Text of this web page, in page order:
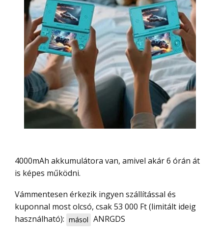
4000mAh akkumulátora van, amivel akár 6 órán át
is képes működni.
Vámmentesen érkezik ingyen szállítással és
kuponnal most olcsó, csak 53 000 Ft (limitált ideig
használható): másol ANRGDS